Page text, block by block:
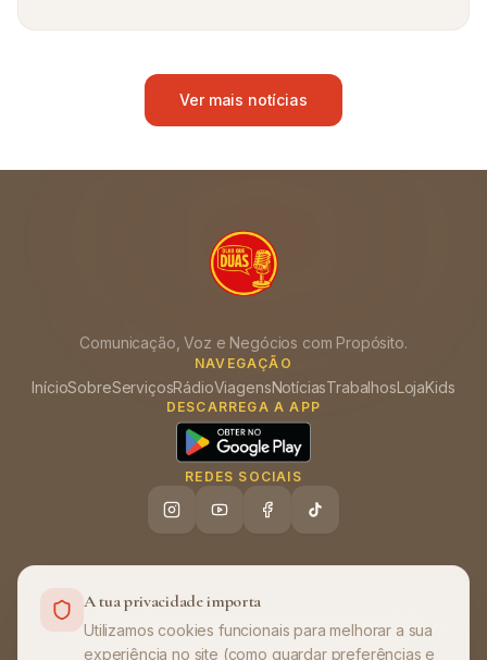
Ver mais notícias
Comunicação, Voz e Negócios com Propósito.
NAVEGAÇÃO
InícioSobreServiçosRádioViagensNotíciasTrabalhosLojaKids
DESCARREGA A APP
REDES SOCIAIS
Ajuda (FAQ)•Política de Privacidade • Termos de Utilização
A tua privacidade importa
Utilizamos cookies funcionais para melhorar a sua
experiência no site (como guardar preferências e